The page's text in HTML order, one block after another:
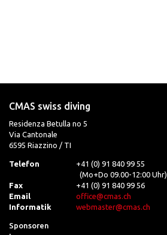
CMAS swiss diving
Residenza Betulla no 5
Via Cantonale
6595 Riazzino / TI
Telefon
+41 (0) 91 840 99 55
(Mo+Do 09.00-12:00 Uhr)
Fax
+41 (0) 91 840 99 56
Email
office@cmas.ch
Informatik
webmaster@cmas.ch
Sponsoren